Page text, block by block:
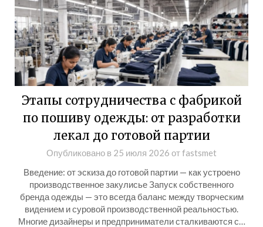
Этапы сотрудничества с фабрикой
по пошиву одежды: от разработки
лекал до готовой партии
Опубликовано в 25 июля 2026 отfastsmet
Введение: от эскиза до готовой партии — как устроено
производственное закулисье Запуск собственного
бренда одежды — это всегда баланс между творческим
видением и суровой производственной реальностью.
Многие дизайнеры и предприниматели сталкиваются с…